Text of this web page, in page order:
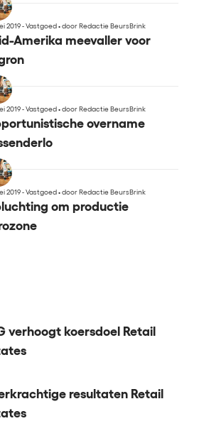
2019 - Vastgoed•door Redactie BeursBrink
Amerika meevaller voor
2019 - Vastgoed•door Redactie BeursBrink
overname
2019 - Vastgoed•door Redactie BeursBrink
om productie
verhoogt koersdoel Retail
resultaten Retail